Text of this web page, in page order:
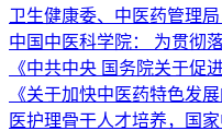
卫生健康委、中医药管理
中国中医科学院： 为贯彻
《中共中央 国务院关于促
《关于加快中医药特色发
医护理骨干人才培养，国